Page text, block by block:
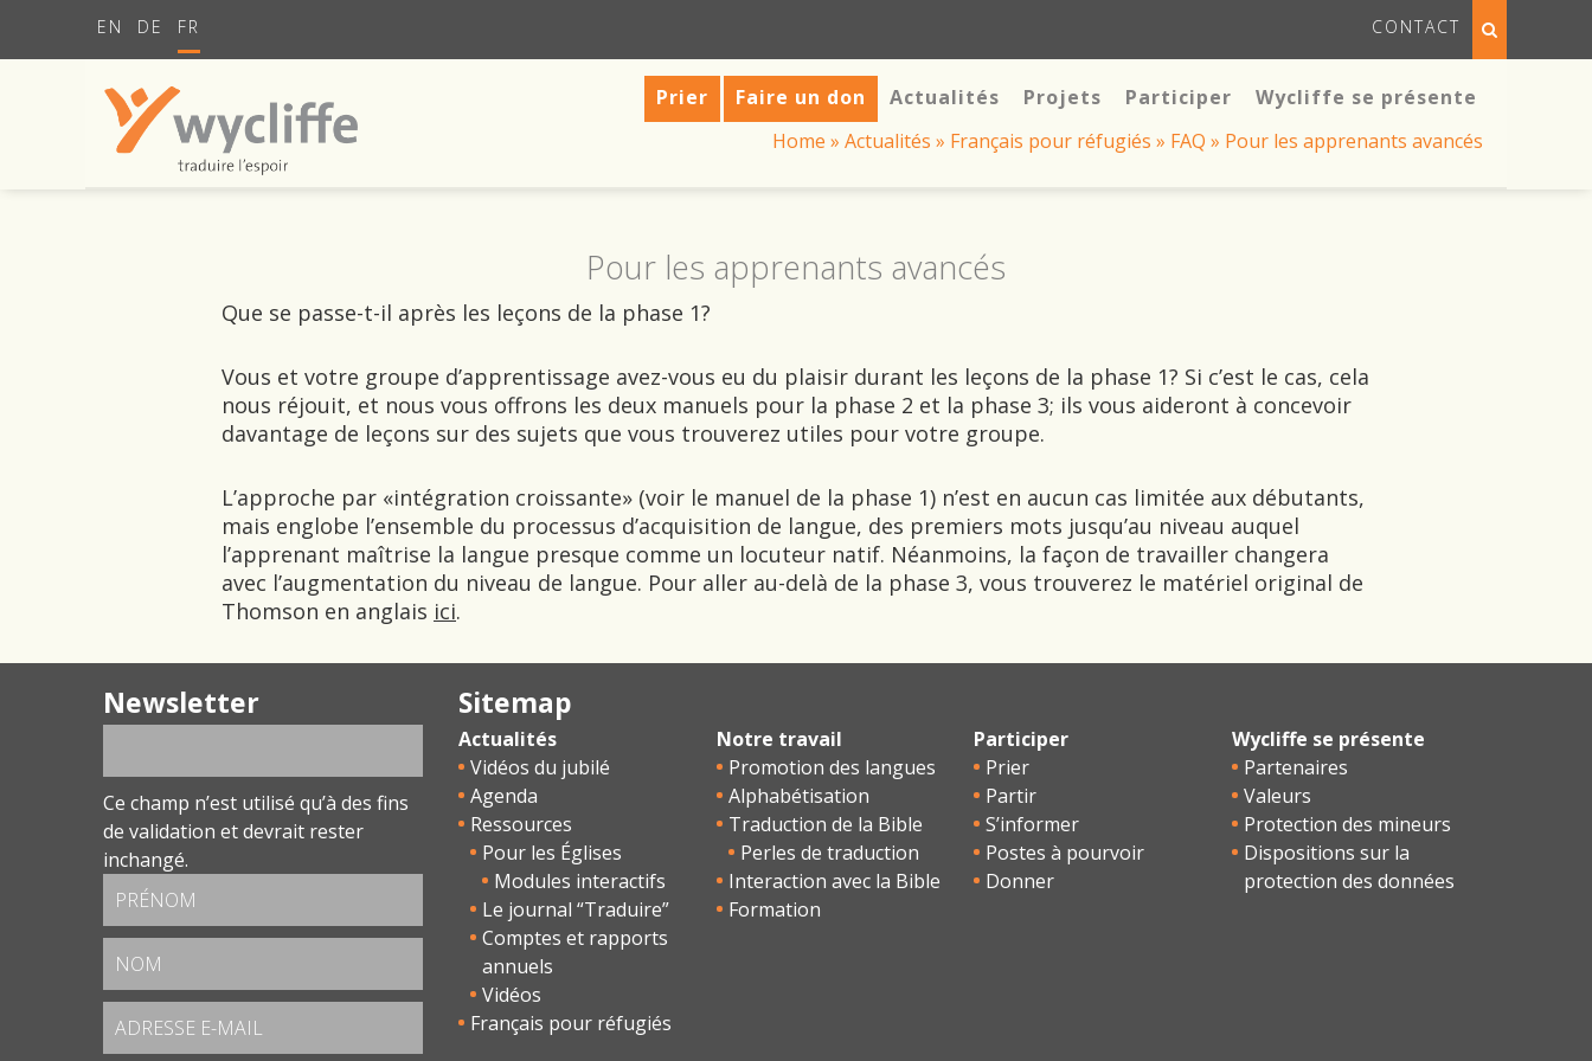
EN DE FR CONTACT
Prier Faire un don Actualités Projets Participer
Wycliffe se présente
Home » Actualités » Français pour réfugiés » FAQ » Pour les apprenants avancés
Pour les apprenants avancés
Que se passe-t-il après les leçons de la phase 1?
Vous et votre groupe d’apprentissage avez-vous eu du plaisir durant les leçons de la phase 1? Si c’est le cas, cela
nous réjouit, et nous vous offrons les deux manuels pour la phase 2 et la phase 3; ils vous aideront à concevoir
davantage de leçons sur des sujets que vous trouverez utiles pour votre groupe.
L’approche par «intégration croissante» (voir le manuel de la phase 1) n’est en aucun cas limitée aux débutants,
mais englobe l’ensemble du processus d’acquisition de langue, des premiers mots jusqu’au niveau auquel
l’apprenant maîtrise la langue presque comme un locuteur natif. Néanmoins, la façon de travailler changera
avec l’augmentation du niveau de langue. Pour aller au-delà de la phase 3, vous trouverez le matériel original de
Thomson en anglais ici.
Newsletter
Ce champ n’est utilisé qu’à des fins
de validation et devrait rester
inchangé.
Sitemap
Actualités
Vidéos du jubilé
Agenda
Ressources
Pour les Églises
Modules interactifs
Le journal “Traduire”
Comptes et rapports
annuels
Vidéos
Français pour réfugiés
Notre travail
Promotion des langues
Alphabétisation
Traduction de la Bible
Perles de traduction
Interaction avec la Bible
Formation
Participer
Prier
Partir
S’informer
Postes à pourvoir
Donner
Wycliffe se présente
Partenaires
Valeurs
Protection des mineurs
Dispositions sur la
protection des données